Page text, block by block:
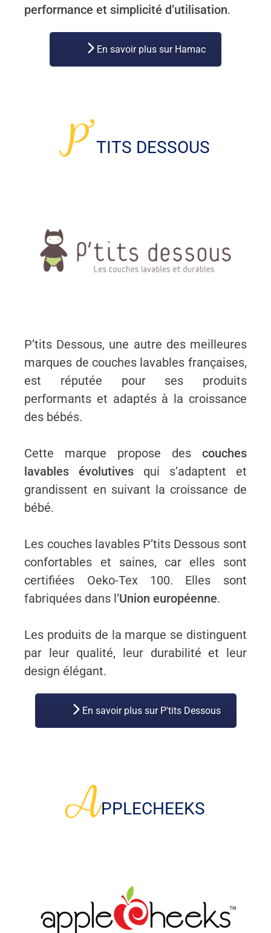
performance et simplicité d’utilisation.
En savoir plus sur Hamac
P’TITS DESSOUS
P’tits Dessous, une autre des meilleures
marques de couches lavables françaises,
est réputée pour ses produits
performants et adaptés à la croissance
des bébés.
Cette marque propose des couches
lavables évolutives qui s’adaptent et
grandissent en suivant la croissance de
bébé.
Les couches lavables P’tits Dessous sont
confortables et saines, car elles sont
certifiées Oeko-Tex 100. Elles sont
fabriquées dans l’Union européenne.
Les produits de la marque se distinguent
par leur qualité, leur durabilité et leur
design élégant.
En savoir plus sur P'tits Dessous
APPLECHEEKS